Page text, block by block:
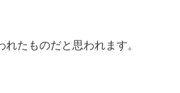
たものだと思われます。